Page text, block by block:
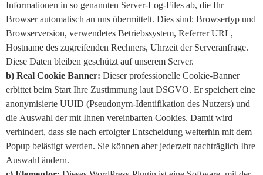
Informationen in so genannten Server-Log-Files ab, die Ihr
Browser automatisch an uns übermittelt. Dies sind: Browsertyp und
Browserversion, verwendetes Betriebssystem, Referrer URL,
Hostname des zugreifenden Rechners, Uhrzeit der Serveranfrage.
Diese Daten bleiben geschützt auf unserem Server.
b) Real Cookie Banner: Dieser professionelle Cookie-Banner
erbittet beim Start Ihre Zustimmung laut DSGVO. Er speichert eine
anonymisierte UUID (Pseudonym-Identifikation des Nutzers) und
die Auswahl der mit Ihnen vereinbarten Cookies. Damit wird
verhindert, dass sie nach erfolgter Entscheidung weiterhin mit dem
Popup belästigt werden. Sie können aber jederzeit nachträglich Ihre
Auswahl ändern.